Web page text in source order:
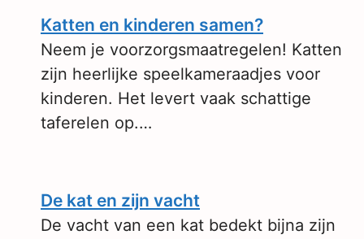
Katten en kinderen samen?
Neem je voorzorgsmaatregelen! Katten
zijn heerlijke speelkameraadjes voor
kinderen. Het levert vaak schattige
taferelen op.…
De kat en zijn vacht
De vacht van een kat bedekt bijna zijn